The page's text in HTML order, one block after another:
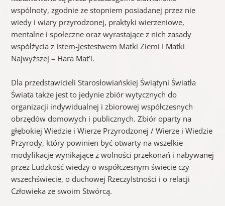
wspólnoty, zgodnie ze stopniem posiadanej przez nie
wiedy i wiary przyrodzonej, praktyki wierzeniowe,
mentalne i społeczne oraz wyrastające z nich zasady
współżycia z Istem-Jestestwem Matki Ziemi I Matki
Najwyższej – Hara Mat’i.
Dla przedstawicieli Starosłowiańskiej Świątyni Światła
Świata także jest to jedynie zbiór wytycznych do
organizacji indywidualnej i zbiorowej współczesnych
obrzędów domowych i publicznych. Zbiór oparty na
głębokiej Wiedzie i Wierze Przyrodzonej / Wierze i Wiedzie
Przyrody, który powinien być otwarty na wszelkie
modyfikacje wynikające z wolności przekonań i nabywanej
przez Ludzkość wiedzy o współczesnym świecie czy
wszechświecie, o duchowej RzeczyIstności i o relacji
Człowieka ze swoim Stwórcą.